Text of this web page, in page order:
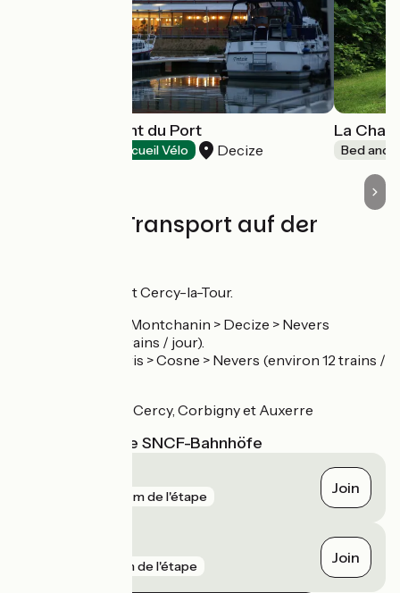
Hôtel-Restaurant du Port
Accueil Vélo Decize
La
Bed and
Züge und Transport auf der
Gares de Decize et Cercy-la-Tour.
TER Dijon > Montchanin > Decize > Nevers
(environ 9 trains / jour).
Intercité Paris > Cosne > Nevers (environ 12 trains /
Pas de train entre Cercy, Corbigny et Auxerre
Nächstgelegene SNCF-Bahnhöfe
129 m de l'étape Join
1 km de l'étape Join